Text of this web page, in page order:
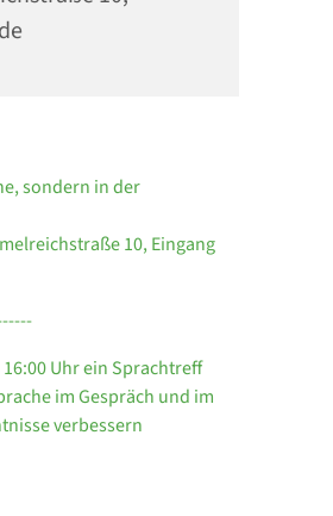
sondern in der
10, Eingang
Uhr ein Sprachtreff
im Gespräch und im
verbessern